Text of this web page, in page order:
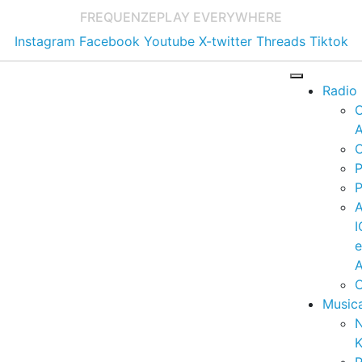
FREQUENZEPLAY EVERYWHERE
Instagram Facebook Youtube X-twitter Threads Tiktok
Radio
e